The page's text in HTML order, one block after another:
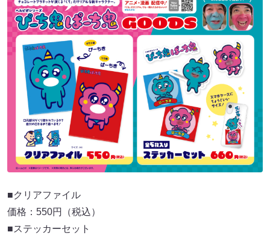
■クリアファイル
価格：550円（税込）
■ステッカーセット